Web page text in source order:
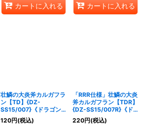
カートに入れる カートに入れる
壮鱗の大炎斧カルガフラ
ン【TD】{DZ-
SS15/007}《ドラゴン
エンパイア》
120円(税込)
「RRR仕様」壮鱗の大炎
斧カルガフラン【TDR】
{DZ-SS15/007R}《ド
ラゴンエンパイア》
220円(税込)